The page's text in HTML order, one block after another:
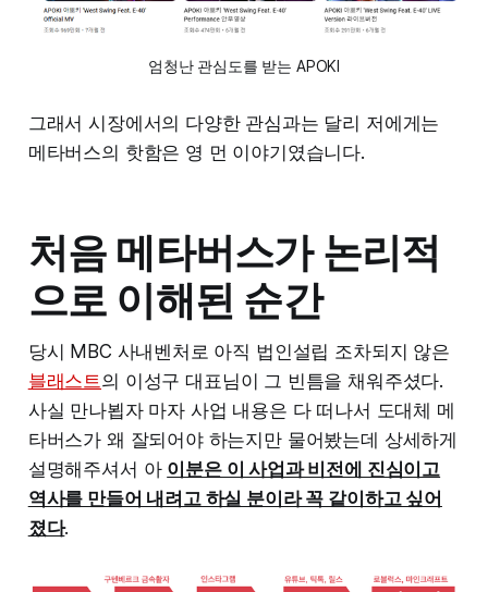
엄청난 관심도를 받는 APOKI
그래서 시장에서의 다양한 관심과는 달리 저에게는
메타버스의 핫함은 영 먼 이야기였습니다.
처음 메타버스가 논리적
으로 이해된 순간
당시 MBC 사내벤처로 아직 법인설립 조차되지 않은
블래스트의 이성구 대표님이 그 빈틈을 채워주셨다.
사실 만나뵙자 마자 사업 내용은 다 떠나서 도대체 메
타버스가 왜 잘되어야 하는지만 물어봤는데 상세하게
설명해주셔서 아 이분은 이 사업과 비전에 진심이고
역사를 만들어 내려고 하실 분이라 꼭 같이하고 싶어
졌다.